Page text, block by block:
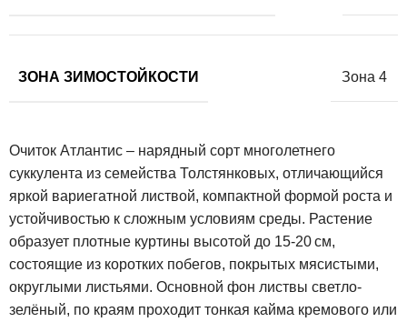
ЗОНА ЗИМОСТОЙКОСТИ Зона 4
Очиток Атлантис – нарядный сорт многолетнего
суккулента из семейства Толстянковых, отличающийся
яркой вариегатной листвой, компактной формой роста и
устойчивостью к сложным условиям среды. Растение
образует плотные куртины высотой до 15-20 см,
состоящие из коротких побегов, покрытых мясистыми,
округлыми листьями. Основной фон листвы светло-
зелёный, по краям проходит тонкая кайма кремового или